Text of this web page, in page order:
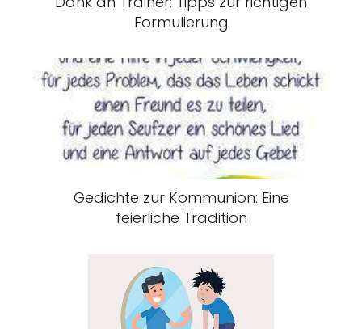
Formulierung
Gedichte zur Kommunion: Eine
feierliche Tradition